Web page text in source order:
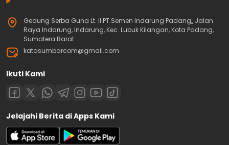
Gedung Serba Guna Lt. II PT.Semen Indarung Padang,, Jalan
Raya Indarung, Indarung, Kec. Lubuk Kilangan, Kota Padang,
Sumatera Barat
katasumbarcom@gmail.com
Ikuti Kami
Jelajahi Berita di Apps Kami